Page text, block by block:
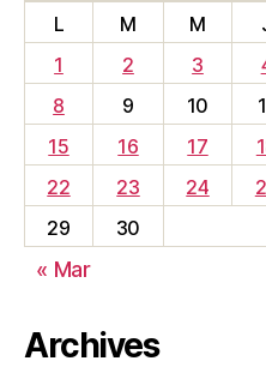
L
M M
1
2 3
8
9 10
15
16 17
22
23 24
29
30
« Mar
Archives